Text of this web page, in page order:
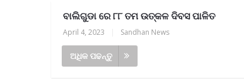
ବାଲିଗୁଡା ରେ ୮୮ ତମ ଉତ୍କଳ ଦିବସ ପାଳିତ
April 4, 2023 Sandhan News
ଅଧିକ ପଢନ୍ତୁ